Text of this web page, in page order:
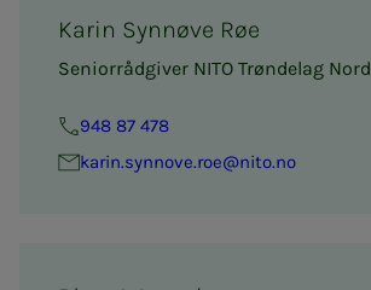
Karin Synnøve Røe
Seniorrådgiver NITO Trøndelag Nord
948 87 478
ka­rin.synn­o­­ve.roe@nito.no